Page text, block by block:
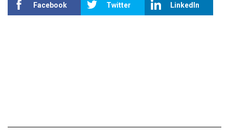
Facebook Twitter LinkedIn